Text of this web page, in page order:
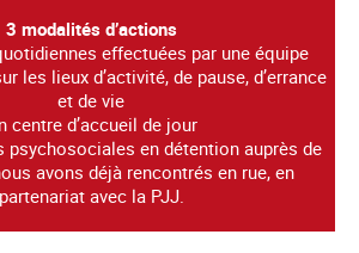
3 modalités d’actions
effectuées par une équipe
les lieux d’activité, de pause, d’errance
et de vie
centre d’accueil de jour
psychosociales en détention auprès de
avons déjà rencontrés en rue, en
partenariat avec la PJJ.